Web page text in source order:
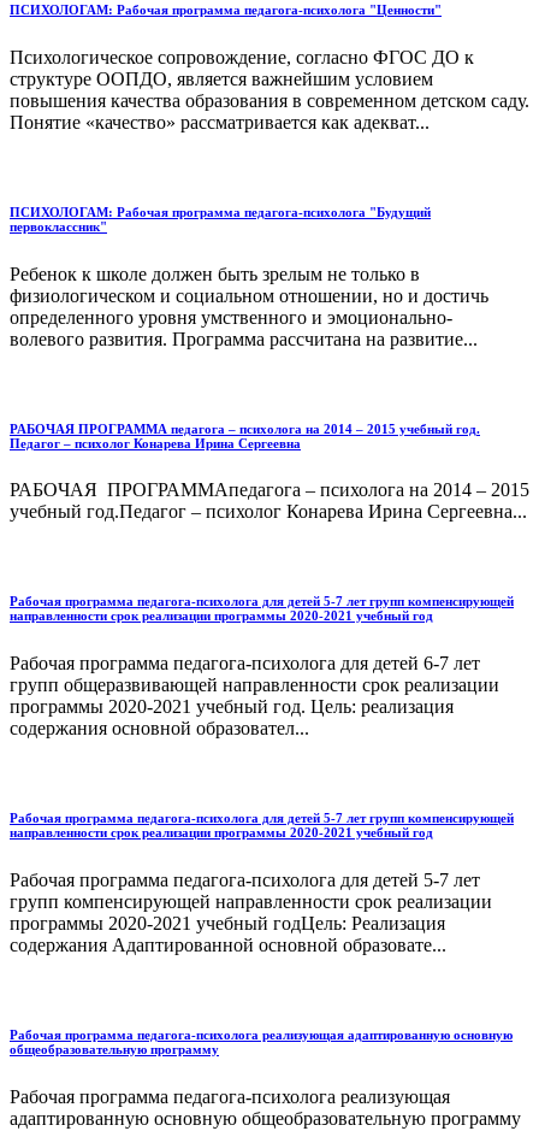
ПСИХОЛОГАМ: Рабочая программа педагога-психолога "Ценности"
Психологическое сопровождение, согласно ФГОС ДО к
структуре ООПДО, является важнейшим условием
повышения качества образования в современном детском саду.
Понятие «качество» рассматривается как адекват...
ПСИХОЛОГАМ: Рабочая программа педагога-психолога "Будущий
первоклассник"
Ребенок к школе должен быть зрелым не только в
физиологическом и социальном отношении, но и достичь
определенного уровня умственного и эмоционально-
волевого развития. Программа рассчитана на развитие...
РАБОЧАЯ ПРОГРАММА педагога – психолога на 2014 – 2015 учебный год.
Педагог – психолог Конарева Ирина Сергеевна
РАБОЧАЯ ПРОГРАММАпедагога – психолога на 2014 – 2015
учебный год.Педагог – психолог Конарева Ирина Сергеевна...
Рабочая программа педагога-психолога для детей 5-7 лет групп компенсирующей
направленности срок реализации программы 2020-2021 учебный год
Рабочая программа педагога-психолога для детей 6-7 лет
групп общеразвивающей направленности срок реализации
программы 2020-2021 учебный год. Цель: реализация
содержания основной образовател...
Рабочая программа педагога-психолога для детей 5-7 лет групп компенсирующей
направленности срок реализации программы 2020-2021 учебный год
Рабочая программа педагога-психолога для детей 5-7 лет
групп компенсирующей направленности срок реализации
программы 2020-2021 учебный годЦель: Реализация
содержания Адаптированной основной образовате...
Рабочая программа педагога-психолога реализующая адаптированную основную
общеобразовательную программу
Рабочая программа педагога-психолога реализующая
адаптированную основную общеобразовательную программу